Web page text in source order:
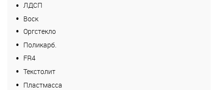
ЛДСП
Воск
Оргстекло
Поликарб.
FR4
Текстолит
Пластмасса